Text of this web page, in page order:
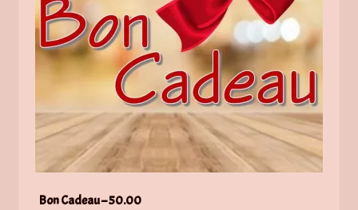
Bon Cadeau – 50.00